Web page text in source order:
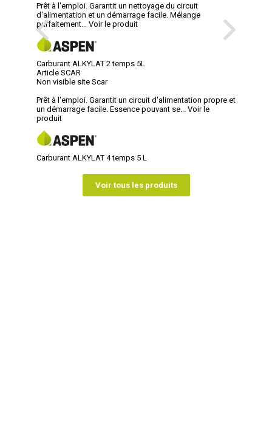
Prêt à l'emploi. Garantit un nettoyage du circuit
d'alimentation et un démarrage facile. Mélange
parfaitement...
Voir le produit
Carburant ALKYLAT 2 temps 5L
Article SCAR
Non visible site Scar
Prêt à l'emploi. Garantit un circuit d'alimentation propre et
un démarrage facile. Essence pouvant se...
Voir le
produit
Carburant ALKYLAT 4 temps 5 L
Voir tous les produits